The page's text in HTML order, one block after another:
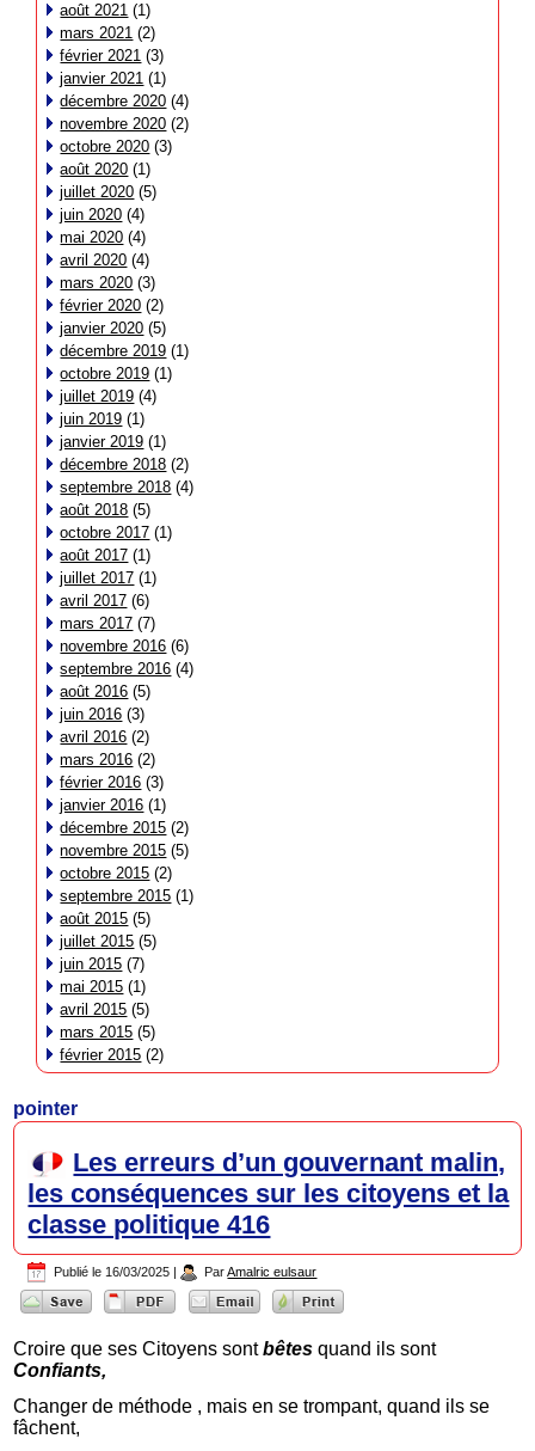
août 2021 (1)
mars 2021 (2)
février 2021 (3)
janvier 2021 (1)
décembre 2020 (4)
novembre 2020 (2)
octobre 2020 (3)
août 2020 (1)
juillet 2020 (5)
juin 2020 (4)
mai 2020 (4)
avril 2020 (4)
mars 2020 (3)
février 2020 (2)
janvier 2020 (5)
décembre 2019 (1)
octobre 2019 (1)
juillet 2019 (4)
juin 2019 (1)
janvier 2019 (1)
décembre 2018 (2)
septembre 2018 (4)
août 2018 (5)
octobre 2017 (1)
août 2017 (1)
juillet 2017 (1)
avril 2017 (6)
mars 2017 (7)
novembre 2016 (6)
septembre 2016 (4)
août 2016 (5)
juin 2016 (3)
avril 2016 (2)
mars 2016 (2)
février 2016 (3)
janvier 2016 (1)
décembre 2015 (2)
novembre 2015 (5)
octobre 2015 (2)
septembre 2015 (1)
août 2015 (5)
juillet 2015 (5)
juin 2015 (7)
mai 2015 (1)
avril 2015 (5)
mars 2015 (5)
février 2015 (2)
pointer
Les erreurs d’un gouvernant malin,
les conséquences sur les citoyens et la
classe politique 416
Publié le 16/03/2025 | Par Amalric eulsaur
Croire que ses Citoyens sontbêtes quand ils sont
Confiants,
Changer de méthode , mais en se trompant, quand ils se
fâchent,